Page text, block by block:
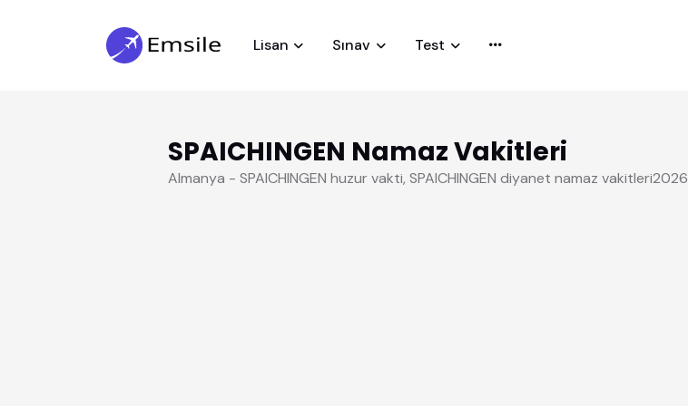
Lisan Sınav Test
SPAICHINGEN Namaz Vakitleri
Almanya - SPAICHINGEN huzur vakti, SPAICHINGEN diyanet namaz vakitleri2026